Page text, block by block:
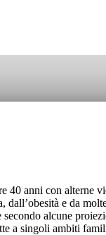
40 anni con alterne
e da
alcune
a singoli ambiti